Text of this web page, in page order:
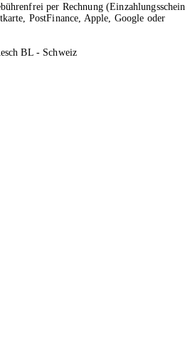
per Rechnung (Einzahlungsschein
PostFinance, Apple, Google oder
BL - Schweiz